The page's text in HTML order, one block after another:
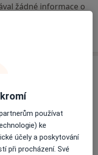
žádné informace o
v nové záložce
používat
ke
účely a poskytování
při procházení. Své